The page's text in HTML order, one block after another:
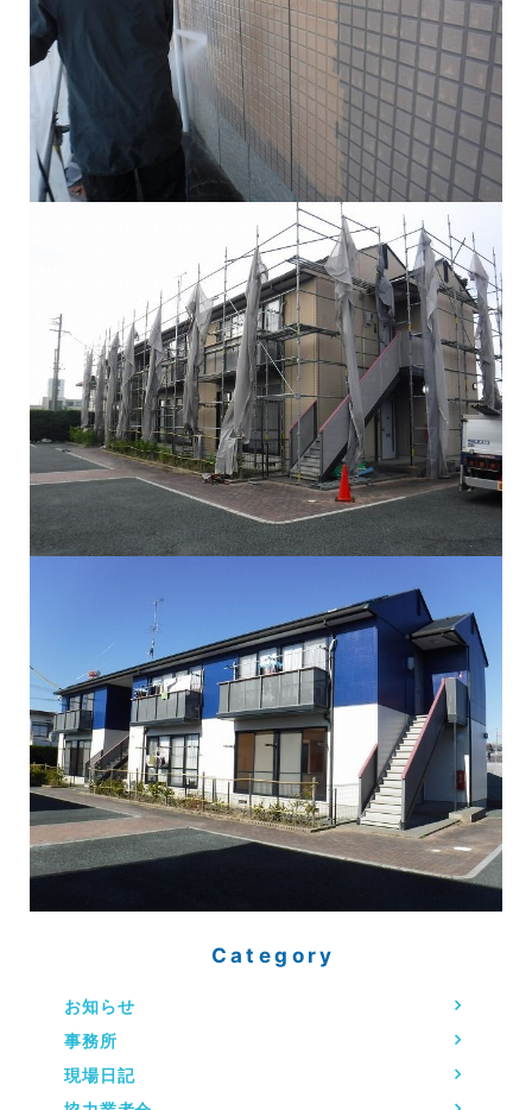
Category
お知らせ
事務所
現場日記